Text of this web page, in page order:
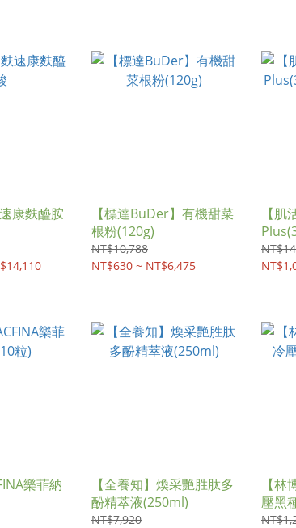
康麩醯胺
【標達BuDer】有機甜菜
根粉(120g)
NT$10,788
NT$630 ~ NT$6,475
【
粒
樂菲納
【全養知】煥采艷胜肽多
酚精萃液(250ml)
NT$7,920
【
壓黑